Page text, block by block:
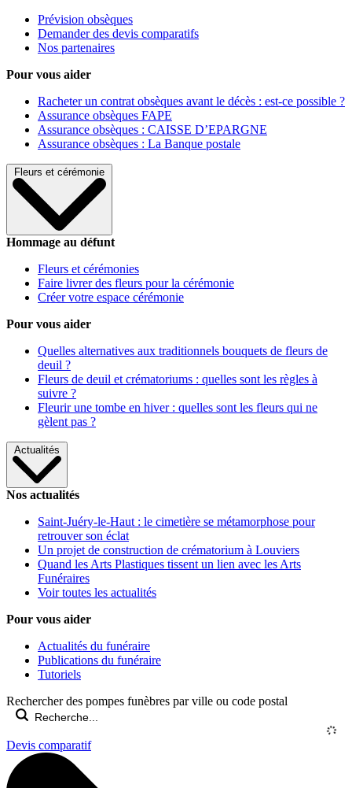
Prévision obsèques
Demander des devis comparatifs
Nos partenaires
Pour vous aider
Racheter un contrat obsèques avant le décès : est-ce possible ?
Assurance obsèques FAPE
Assurance obsèques : CAISSE D’EPARGNE
Assurance obsèques : La Banque postale
Fleurs et cérémonie
Hommage au défunt
Fleurs et cérémonies
Faire livrer des fleurs pour la cérémonie
Créer votre espace cérémonie
Pour vous aider
Quelles alternatives aux traditionnels bouquets de fleurs de
deuil ?
Fleurs de deuil et crématoriums : quelles sont les règles à
suivre ?
Fleurir une tombe en hiver : quelles sont les fleurs qui ne
gèlent pas ?
Actualités
Nos actualités
Saint-Juéry-le-Haut : le cimetière se métamorphose pour
retrouver son éclat
Un projet de construction de crématorium à Louviers
Quand les Arts Plastiques tissent un lien avec les Arts
Funéraires
Voir toutes les actualités
Pour vous aider
Actualités du funéraire
Publications du funéraire
Tutoriels
Rechercher des pompes funèbres par ville ou code postal
Devis comparatif